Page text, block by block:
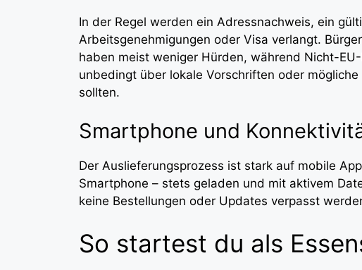
In der Regel werden ein Adressnachweis, ein
Arbeitsgenehmigungen oder Visa verlangt.
haben meist weniger Hürden, während Nicht-
unbedingt über lokale Vorschriften oder
sollten.
Smartphone und
Der Auslieferungsprozess ist stark auf mobile
Smartphone – stets geladen und mit aktivem
keine Bestellungen oder Updates verpasst
So startest du als